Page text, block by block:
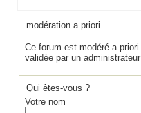
modération a priori
Ce forum est modéré a
validée par un
Qui êtes-vous ?
Votre nom